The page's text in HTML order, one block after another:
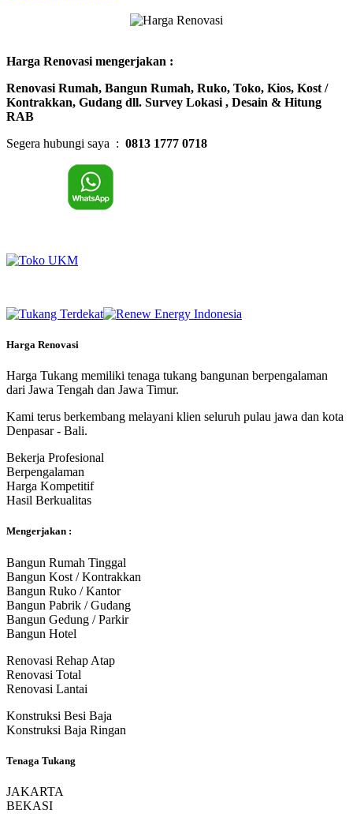
Harga Renovasi mengerjakan :
Renovasi Rumah, Bangun Rumah, Ruko, Toko, Kios, Kost /
Kontrakkan, Gudang dll. Survey Lokasi , Desain & Hitung
RAB
Segera hubungi saya : 0813 1777 0718
Harga Renovasi
Harga Tukang memiliki tenaga tukang bangunan berpengalaman
dari Jawa Tengah dan Jawa Timur.
Kami terus berkembang melayani klien seluruh pulau jawa dan kota
Denpasar - Bali.
Bekerja Profesional
Berpengalaman
Harga Kompetitif
Hasil Berkualitas
Mengerjakan :
Bangun Rumah Tinggal
Bangun Kost / Kontrakkan
Bangun Ruko / Kantor
Bangun Pabrik / Gudang
Bangun Gedung / Parkir
Bangun Hotel
Renovasi Rehap Atap
Renovasi Total
Renovasi Lantai
Konstruksi Besi Baja
Konstruksi Baja Ringan
Tenaga Tukang
JAKARTA
BEKASI